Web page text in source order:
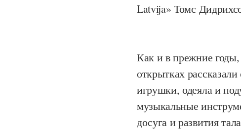
Latvija» Томс
Как и в прежние
открытках
игрушки, одеяла и
музыкальные
досуга и развития